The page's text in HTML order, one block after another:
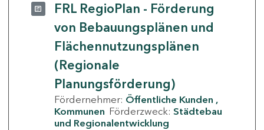
FRL RegioPlan - Förderung
von Bebauungsplänen und
Flächennutzungsplänen
(Regionale
Planungsförderung)
Fördernehmer: Öffentliche Kunden
Kommunen Förderzweck: Städtebau
und Regionalentwicklung